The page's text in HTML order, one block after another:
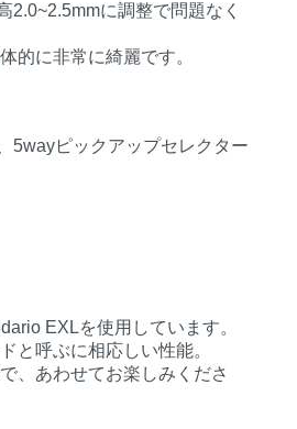
に調整で問題なく
的に非常に綺麗です。
5wayピックアップセレクター
EXLを使用しています。
と呼ぶに相応しい性能。
、あわせてお楽しみくださ